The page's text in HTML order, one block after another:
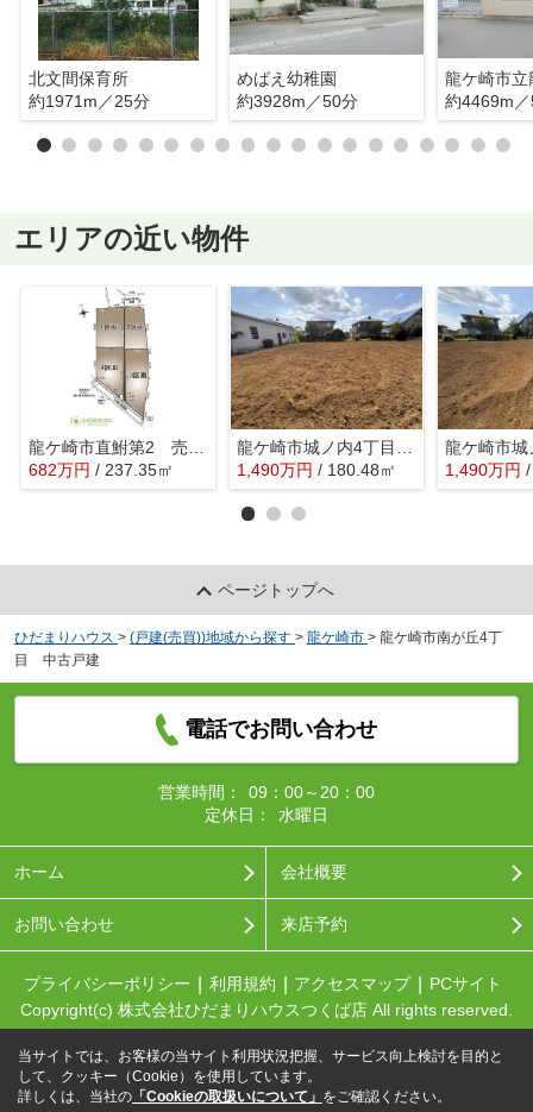
北文間保育所
約1971m／25分
めばえ幼稚園
約3928m／50分
約4469m
エリアの近い物件
龍ケ崎市直鮒第2 売地 1区画
682万円 / 237.35㎡
龍ケ崎市城ノ内4丁目3番 売地 C区画
1,490万円 / 180.48㎡ 1,490万円
ページトップへ
ひだまりハウス > (戸建(売買))地域から探す > 龍ケ崎市 > 龍ケ崎市南が丘4丁
目 中古戸建
電話でお問い合わせ
営業時間：
09：00～20：00
定休日：
水曜日
ホーム 会社概要
お問い合わせ 来店予約
プライバシーポリシー 利用規約 アクセスマップ
PCサイト
Copyright(c) 株式会社ひだまりハウスつくば店 All rights reserved.
当サイトでは、お客様の当サイト利用状況把握、サービス向上検討を目的と
して、クッキー（Cookie）を使用しています。
詳しくは、当社の 「Cookieの取扱いについて」 をご確認ください。